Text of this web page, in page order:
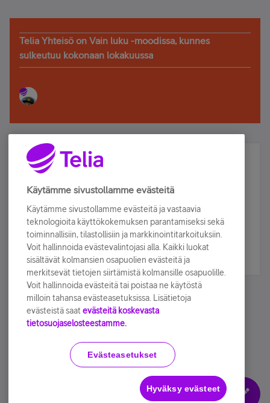
Telia Yhteisö on Vain luku -moodissa, kunnes
sulkeutuu kokonaan lokakuussa
Älä jää paitsi – osallistu ja voita!
Tilaa Telian uutiskirje ja olet mukana arvonnassa.
sähköpostiisi.
Tilaa nyt
Käyttöehdot Accessibility statement
Evästeasetukset
Käytämme sivustollamme evästeitä
Käytämme sivustollamme evästeitä ja vastaavia
teknologioita käyttökokemuksen parantamiseksi sekä
toiminnallisiin, tilastollisiin ja markkinointitarkoituksiin.
Voit hallinnoida evästevalintojasi alla. Kaikki luokat
sisältävät kolmansien osapuolien evästeitä ja
merkitsevät tietojen siirtämistä kolmansille osapuolille.
Voit hallinnoida evästeitä tai poistaa ne käytöstä
milloin tahansa evästeasetuksissa. Lisätietoja
evästeistä saat evästeitä koskevasta
tietosuojaselosteestamme.
Evästeasetukset
Hyväksy evästeet